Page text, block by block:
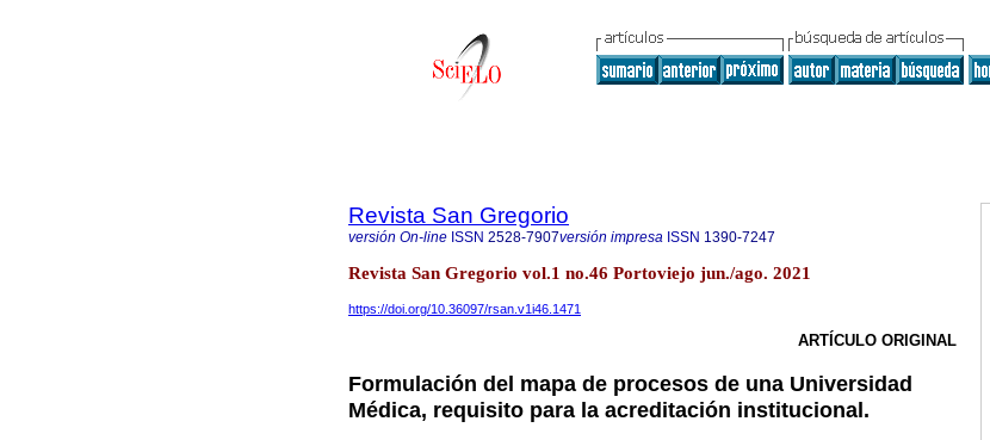
Revista San Gregorio
versión On-line ISSN 2528-7907versión impresa ISSN 1390-7247
Revista San Gregorio vol.1 no.46 Portoviejo jun./ago. 2021
https://doi.org/10.36097/rsan.v1i46.1471
ARTÍCULO ORIGINAL
Formulación del mapa de procesos de una Universidad
Médica, requisito para la acreditación institucional.